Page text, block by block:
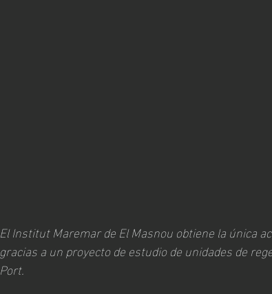
El Institut Maremar de El Masnou obtiene la única
gracias a un proyecto de estudio de unidades de
Port.